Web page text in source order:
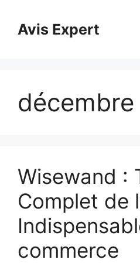
contenuAvis Expert
Wisewand :
Complet de
commerce